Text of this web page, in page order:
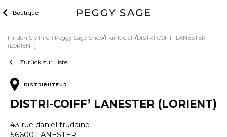
Inhalt
Boutique
Zurück zur Liste
Finden Sie Ihren Peggy Sage-Shop Frankreich DISTRI-COIFF’ LANESTER
(LORIENT)
DISTRIBUTEUR
DISTRI-COIFF’ LANESTER (LORIENT)
43 rue daniel trudaine
56600 LANESTER